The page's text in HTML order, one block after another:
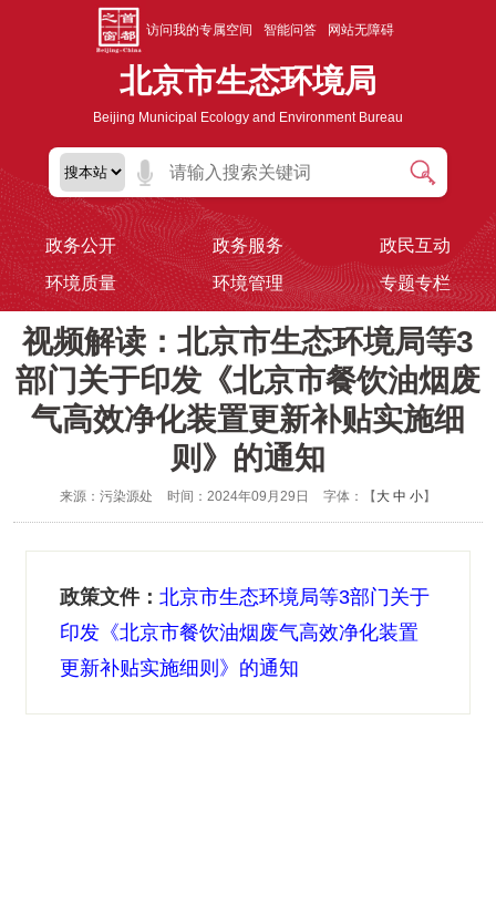
访问我的专属空间 智能问答 网站无障碍
北京市生态环境局
Beijing Municipal Ecology and Environment Bureau
政务公开 政务服务
政民互动
环境质量
环境管理 专题专栏
视频解读：北京市生态环境局等3
部门关于印发《北京市餐饮油烟废
气高效净化装置更新补贴实施细
则》的通知
来源：污染源处 时间：2024年09月29日 字体：【 大 中 小】
政策文件：北京市生态环境局等3部门关于
印发《北京市餐饮油烟废气高效净化装置
更新补贴实施细则》的通知